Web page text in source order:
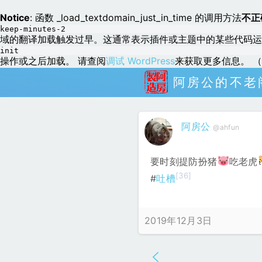
Notice: 函数 _load_textdomain_just_in_time 的调用方法不
keep-minutes-2
域的翻译加载触发过早。这通常表示插件或主题中的某些代码
init
操作或之后加载。 请查阅调试 WordPress来获取更多信息。
阿房公的不老
阿房公 @ahfun
要时刻提防扮猪 吃老虎
#吐槽[36]
2019年12月3日